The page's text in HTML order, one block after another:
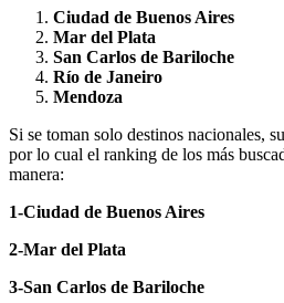
Ciudad de Buenos Aires
Mar del Plata
San Carlos de Bariloche
Río de Janeiro
Mendoza
Si se toman solo destinos nacionales,
por lo cual el ranking de los más
manera:
1-Ciudad de Buenos Aires
2-Mar del Plata
3-San Carlos de Bariloche